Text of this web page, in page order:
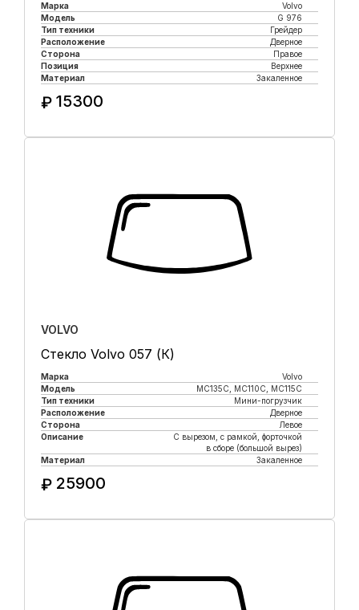
Марка
Volvo
Модель
G 976
Тип техники
Грейдер
Расположение
Дверное
Сторона
Правое
Позиция
Верхнее
Материал
Закаленное
₽ 15300
VOLVO
Стекло Volvo 057 (К)
Марка
Volvo
Модель
MC135C, MC110C, MC115C
Тип техники
Мини-погрузчик
Расположение
Дверное
Сторона
Левое
Описание
С вырезом, с рамкой, форточкой
в сборе (большой вырез)
Материал
Закаленное
₽ 25900